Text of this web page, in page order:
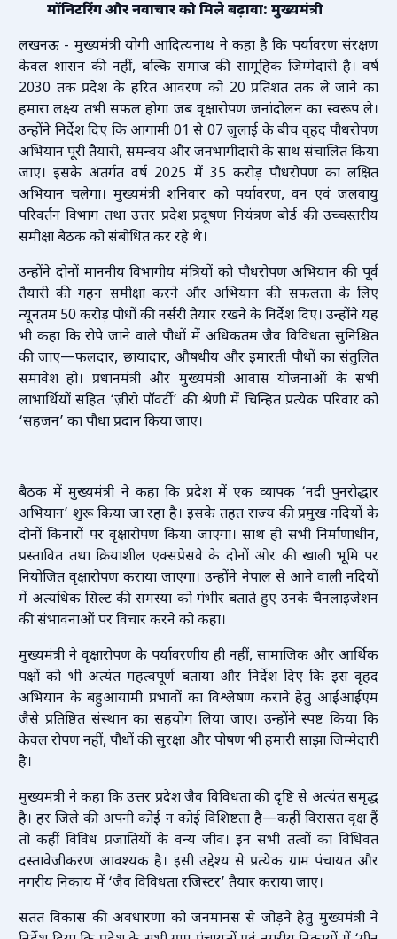
मॉनिटरिंग और नवाचार को मिले बढ़ावा: मुख्यमंत्री
लखनऊ - मुख्यमंत्री योगी आदित्यनाथ ने कहा है कि पर्यावरण संरक्षण
केवल शासन की नहीं, बल्कि समाज की सामूहिक जिम्मेदारी है। वर्ष
2030 तक प्रदेश के हरित आवरण को 20 प्रतिशत तक ले जाने का
हमारा लक्ष्य तभी सफल होगा जब वृक्षारोपण जनांदोलन का स्वरूप ले।
उन्होंने निर्देश दिए कि आगामी 01 से 07 जुलाई के बीच वृहद पौधरोपण
अभियान पूरी तैयारी, समन्वय और जनभागीदारी के साथ संचालित किया
जाए। इसके अंतर्गत वर्ष 2025 में 35 करोड़ पौधरोपण का लक्षित
अभियान चलेगा। मुख्यमंत्री शनिवार को पर्यावरण, वन एवं जलवायु
परिवर्तन विभाग तथा उत्तर प्रदेश प्रदूषण नियंत्रण बोर्ड की उच्चस्तरीय
समीक्षा बैठक को संबोधित कर रहे थे।
उन्होंने दोनों माननीय विभागीय मंत्रियों को पौधरोपण अभियान की पूर्व
तैयारी की गहन समीक्षा करने और अभियान की सफलता के लिए
न्यूनतम 50 करोड़ पौधों की नर्सरी तैयार रखने के निर्देश दिए। उन्होंने यह
भी कहा कि रोपे जाने वाले पौधों में अधिकतम जैव विविधता सुनिश्चित
की जाए—फलदार, छायादार, औषधीय और इमारती पौधों का संतुलित
समावेश हो। प्रधानमंत्री और मुख्यमंत्री आवास योजनाओं के सभी
लाभार्थियों सहित ‘ज़ीरो पॉवर्टी’ की श्रेणी में चिन्हित प्रत्येक परिवार को
‘सहजन’ का पौधा प्रदान किया जाए।
बैठक में मुख्यमंत्री ने कहा कि प्रदेश में एक व्यापक ‘नदी पुनरोद्धार
अभियान’ शुरू किया जा रहा है। इसके तहत राज्य की प्रमुख नदियों के
दोनों किनारों पर वृक्षारोपण किया जाएगा। साथ ही सभी निर्माणाधीन,
प्रस्तावित तथा क्रियाशील एक्सप्रेसवे के दोनों ओर की खाली भूमि पर
नियोजित वृक्षारोपण कराया जाएगा। उन्होंने नेपाल से आने वाली नदियों
में अत्यधिक सिल्ट की समस्या को गंभीर बताते हुए उनके चैनलाइजेशन
की संभावनाओं पर विचार करने को कहा।
मुख्यमंत्री ने वृक्षारोपण के पर्यावरणीय ही नहीं, सामाजिक और आर्थिक
पक्षों को भी अत्यंत महत्वपूर्ण बताया और निर्देश दिए कि इस वृहद
अभियान के बहुआयामी प्रभावों का विश्लेषण कराने हेतु आईआईएम
जैसे प्रतिष्ठित संस्थान का सहयोग लिया जाए। उन्होंने स्पष्ट किया कि
केवल रोपण नहीं, पौधों की सुरक्षा और पोषण भी हमारी साझा जिम्मेदारी
है।
मुख्यमंत्री ने कहा कि उत्तर प्रदेश जैव विविधता की दृष्टि से अत्यंत समृद्ध
है। हर जिले की अपनी कोई न कोई विशिष्टता है—कहीं विरासत वृक्ष हैं
तो कहीं विविध प्रजातियों के वन्य जीव। इन सभी तत्वों का विधिवत
दस्तावेजीकरण आवश्यक है। इसी उद्देश्य से प्रत्येक ग्राम पंचायत और
नगरीय निकाय में ‘जैव विविधता रजिस्टर’ तैयार कराया जाए।
सतत विकास की अवधारणा को जनमानस से जोड़ने हेतु मुख्यमंत्री ने